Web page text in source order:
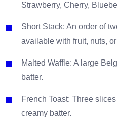
Strawberry, Cherry,
Short Stack: An order of
available with fruit, nuts,
Malted Waffle: A large
batter.
French Toast: Three
creamy batter.